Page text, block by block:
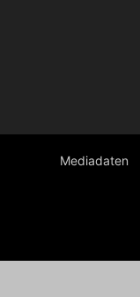
Mediadaten